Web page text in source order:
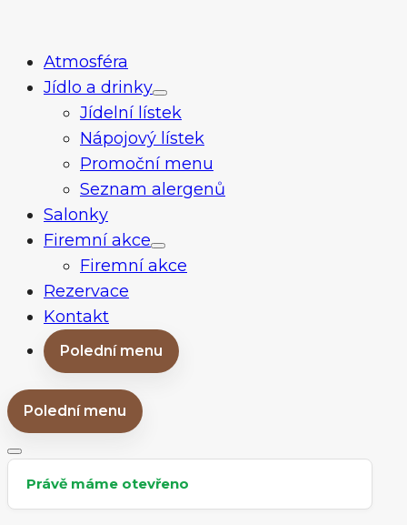
content
bar
Baroko
Atmosféra
Jídlo a drinky
Jídelní lístek
Nápojový lístek
Promoční menu
Seznam alergenů
Salonky
Firemní akce
Firemní akce
Rezervace
Kontakt
Polední menu
Polední menu
EN
Právě máme otevřeno